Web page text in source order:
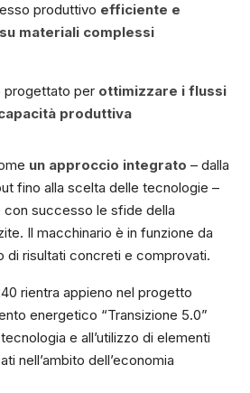
produttivo efficiente e
materiali complessi
progettato per ottimizzare i flussi
produttiva
un approccio integrato – dalla
fino alla scelta delle tecnologie –
successo le sfide della
Il macchinario è in funzione da
di risultati concreti e comprovati.
rientra appieno nel progetto
energetico “Transizione 5.0”
e all’utilizzo di elementi
nell’ambito dell’economia